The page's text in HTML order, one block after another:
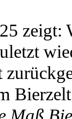
zeigt: